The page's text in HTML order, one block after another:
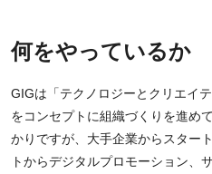
何をやっているか
GIGは「テクノロジーとクリエイ
をコンセプトに組織づくりを進め
かりですが、大手企業からスター
トからデジタルプロモーション、